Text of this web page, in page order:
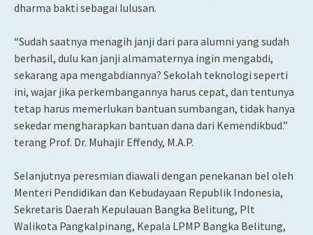
dharma bakti sebagai lulusan.
“Sudah saatnya menagih janji dari para alumni yang sudah
berhasil, dulu kan janji almamaternya ingin mengabdi,
sekarang apa mengabdiannya? Sekolah teknologi seperti
ini, wajar jika perkembangannya harus cepat, dan tentunya
tetap harus memerlukan bantuan sumbangan, tidak hanya
sekedar mengharapkan bantuan dana dari Kemendikbud.”
terang Prof. Dr. Muhajir Effendy, M.A.P.
Selanjutnya peresmian diawali dengan penekanan bel oleh
Menteri Pendidikan dan Kebudayaan Republik Indonesia,
Sekretaris Daerah Kepulauan Bangka Belitung, Plt
Walikota Pangkalpinang, Kepala LPMP Bangka Belitung,